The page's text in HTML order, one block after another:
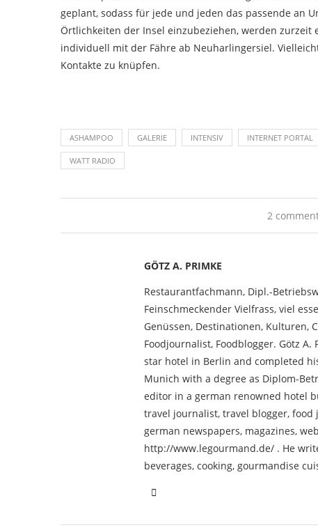
geplant, sodass für jede und jeden das passende an
Örtlichkeiten der Insel einzubeziehen, werden zurzeit
individuell mit der Fähre ab Neuharlingersiel.
Kontakte zu knüpfen.
ASHAMPOO GALERIE INTENSIV INTERNET PORTAL
WATT RADIO
2
GÖTZ A. PRIMKE
Restaurantfachmann, Dipl.-
Feinschmeckender Vielfrass, viel
Genüssen, Destinationen, Kulturen,
Foodjournalist, Foodblogger. Götz
star hotel in Berlin and completed
Munich with a degree as Diplom-
editor in a german renowned hotel
travel journalist, travel blogger,
german newspapers, magazines,
http://www.legourmand.de/ . He
beverages, cooking, gourmandise